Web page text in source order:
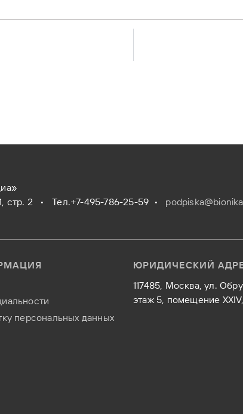
1, стр. 2 •Тел.+7-495-786-25-59 •
персональных данных
ЮРИДИЧЕСКИЙ
117485, Москва, ул.
этаж 5, помещение